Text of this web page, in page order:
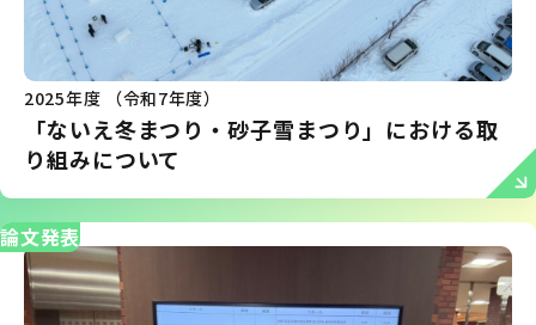
2025年度 （令和7年度）
「ないえ冬まつり・砂子雪まつり」における取
り組みについて
論文発表